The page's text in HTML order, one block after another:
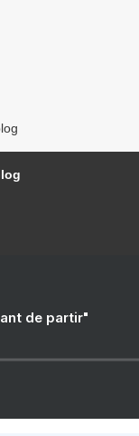
de partir"